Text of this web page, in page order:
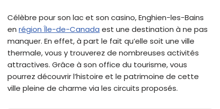
Célèbre pour son lac et son casino, Enghien-les-Bains
en région Île-de-Canada est une destination à ne pas
manquer. En effet, à part le fait qu’elle soit une ville
thermale, vous y trouverez de nombreuses activités
attractives. Grâce à son office du tourisme, vous
pourrez découvrir l’histoire et le patrimoine de cette
ville pleine de charme via les circuits proposés.